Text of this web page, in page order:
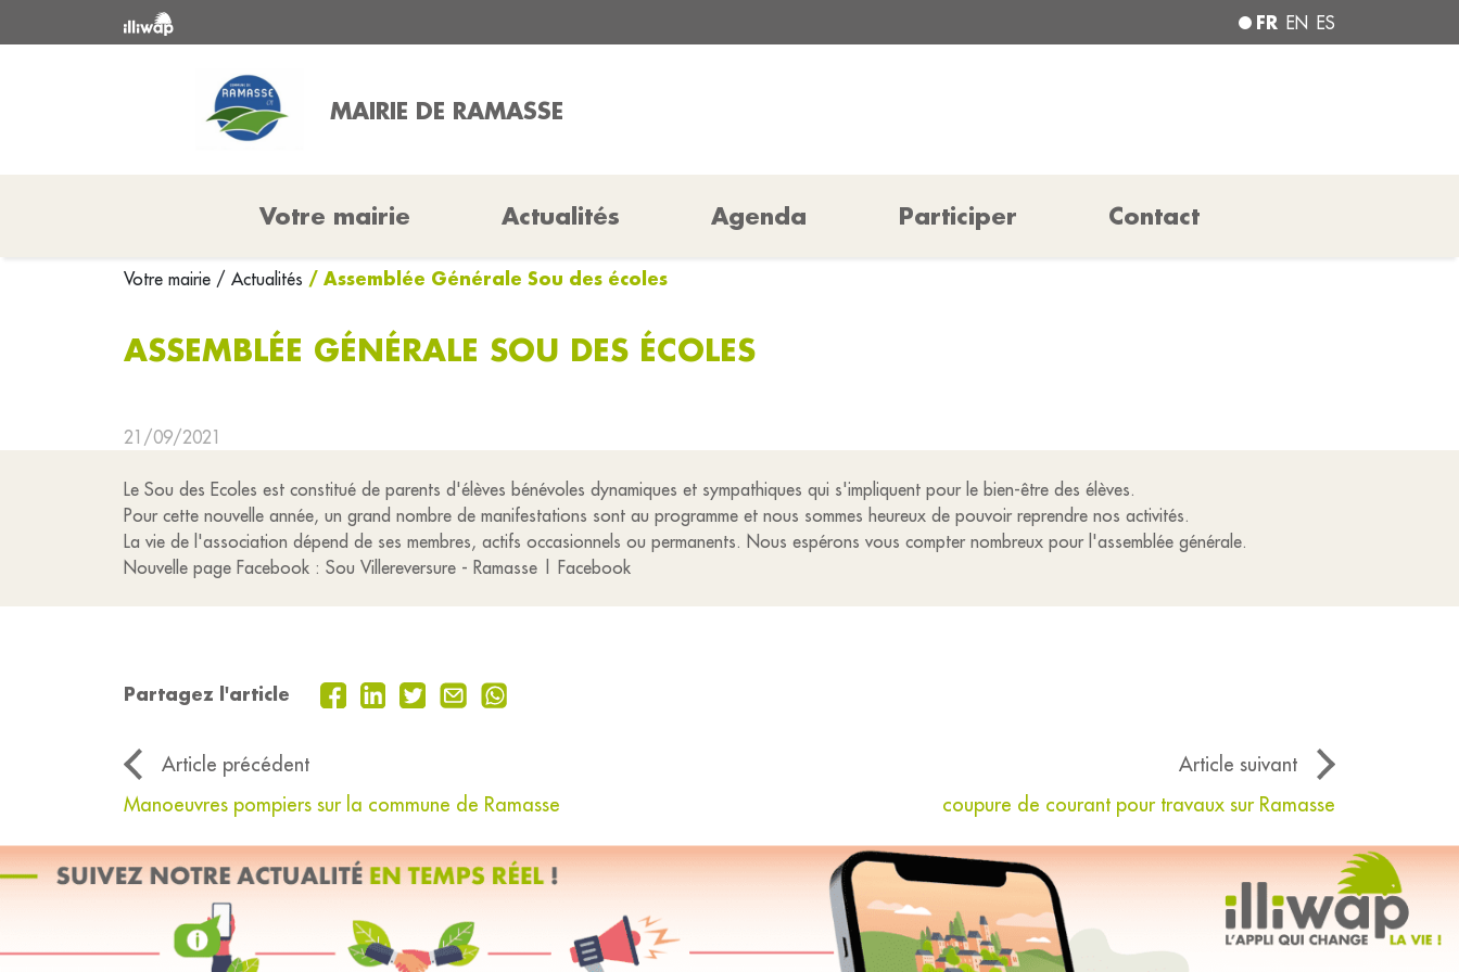
FR EN ES
MAIRIE DE RAMASSE
Votre mairie Actualités Agenda Participer Contact
Votre mairie / Actualités / Assemblée Générale Sou des écoles
ASSEMBLÉE GÉNÉRALE SOU DES ÉCOLES
21/09/2021
Le Sou des Ecoles est constitué de parents d'élèves bénévoles dynamiques et sympathiques qui s'impliquent pour le bien-être des élèves.
Pour cette nouvelle année, un grand nombre de manifestations sont au programme et nous sommes heureux de pouvoir reprendre nos activités.
La vie de l'association dépend de ses membres, actifs occasionnels ou permanents. Nous espérons vous compter nombreux pour l'assemblée générale.
Nouvelle page Facebook : Sou Villereversure - Ramasse | Facebook
Partagez l'article
Article précédent
Article suivant
Manoeuvres pompiers sur la commune de Ramasse
coupure de courant pour travaux sur Ramasse